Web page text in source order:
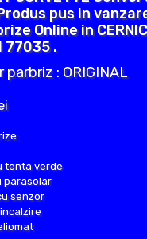
pus in
Online in
77035 .
: ORIGINAL
tenta verde
parasolar
senzor